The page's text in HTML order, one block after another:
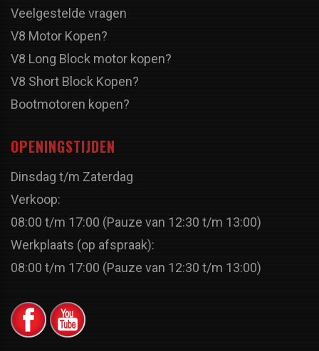
Veelgestelde vragen
V8 Motor Kopen?
V8 Long Block motor kopen?
V8 Short Block Kopen?
Bootmotoren kopen?
OPENINGSTIJDEN
Dinsdag t/m Zaterdag
Verkoop:
08:00 t/m 17:00 (Pauze van 12:30 t/m 13:00)
Werkplaats (op afspraak):
08:00 t/m 17:00 (Pauze van 12:30 t/m 13:00)